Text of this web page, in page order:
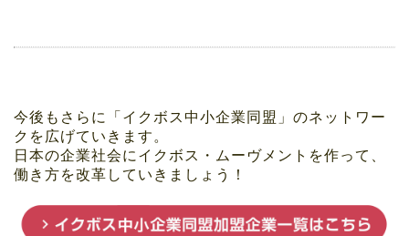
今後もさらに「イクボス中小企業同盟」のネットワー
クを広げていきます。
日本の企業社会にイクボス・ムーヴメントを作って、
働き方を改革していきましょう！